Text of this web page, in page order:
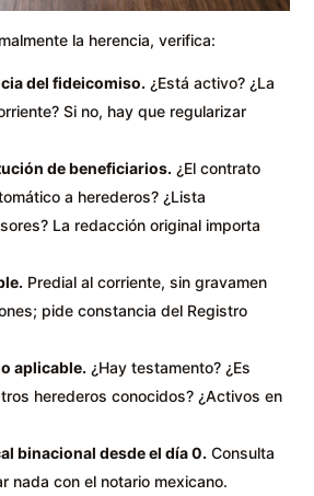
la herencia, verifica:
del fideicomiso. ¿Está activo? ¿La
Si no, hay que regularizar
de beneficiarios. ¿El contrato
a herederos? ¿Lista
La redacción original importa
Predial al corriente, sin gravamen
pide constancia del Registro
aplicable. ¿Hay testamento? ¿Es
herederos conocidos? ¿Activos en
binacional desde el día 0. Consulta
nada con el notario mexicano.